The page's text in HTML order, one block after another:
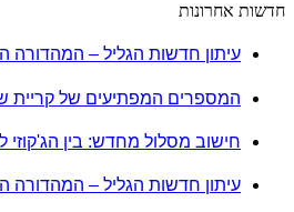
חדשות אחרונות
עיתון חדשות הגליל – המהדורה
המספרים המפתיעים של קריית שמונה: למה 600 דורשי
חישוב מסלול מחדש: בין הג'קוזי
עיתון חדשות הגליל – המהדורה